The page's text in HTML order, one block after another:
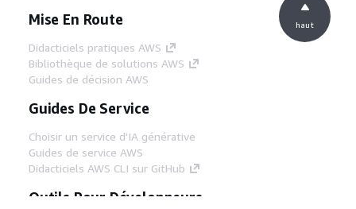
Mise En Route
Didacticiels pratiques AWS
Bibliothèque de solutions AWS
Guides de décision AWS
Guides De Service
Choisir un service d'IA générative
Guides de service AWS
Didacticiels AWS CLI sur GitHub
Outils Pour Développeurs
haut